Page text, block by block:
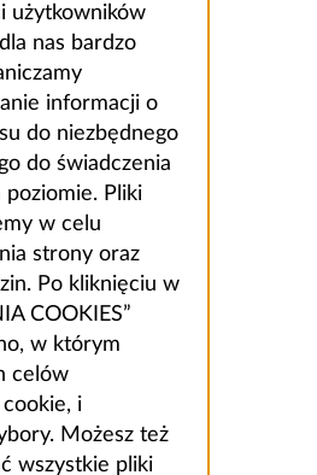
użytkowników
nas bardzo
informacji o
do niezbędnego
do świadczenia
poziomie. Pliki
w celu
strony oraz
Po kliknięciu w
COOKIES”
w którym
celów
i
Możesz też
wszystkie pliki